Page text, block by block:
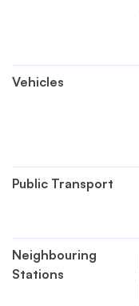
Vehicles
Public Transport
Neighbouring
Stations